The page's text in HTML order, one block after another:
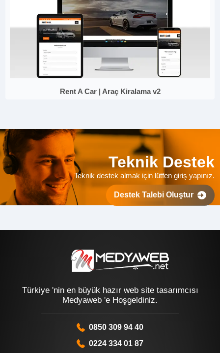
Rent A Car | Araç Kiralama v2
Teknik Destek
Teknik destek almak için lütfen giriş yapınız.
Destek Talebi Oluştur
Türkiye 'nin en büyük hazır web site tasarımcısı
Medyaweb 'e Hoşgeldiniz.
0850 309 94 40
0224 334 01 87